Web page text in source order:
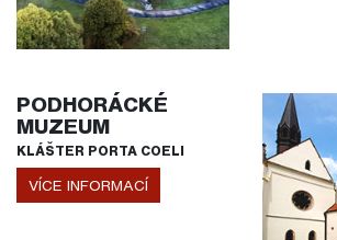
PODHORÁCKÉ
MUZEUM
KLÁŠTER PORTA COELI
VÍCE INFORMACÍ